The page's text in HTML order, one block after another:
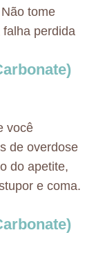
tome
perdida
você
de overdose
do apetite,
e coma.